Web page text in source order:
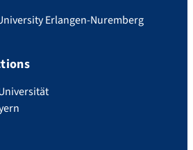
Erlangen-Nuremberg